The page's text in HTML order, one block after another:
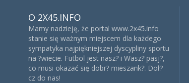
O 2X45.INFO
Mamy nadzieję, że portal www.2x45.info
stanie się ważnym miejscem dla każdego
sympatyka najpiękniejszej dyscypliny sportu
na ?wiecie. Futbol jest nasz? i Wasz? pasj?,
co musi okazać się dobr? mieszank?. Doł?
cz do nas!